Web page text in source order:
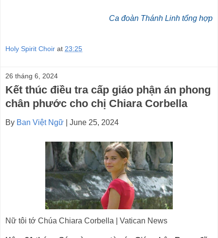
Ca đoàn Thánh Linh tổng hợp
Holy Spirit Choir at 23:25
26 tháng 6, 2024
Kết thúc điều tra cấp giáo phận án phong
chân phước cho chị Chiara Corbella
By Ban Việt Ngữ | June 25, 2024
Nữ tôi tớ Chúa Chiara Corbella | Vatican News